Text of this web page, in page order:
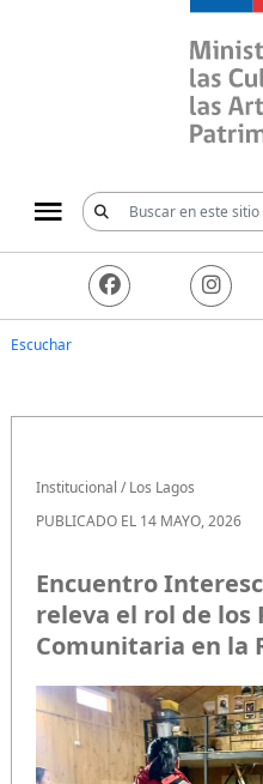
Ministerio
Escuchar
Institucional /Los Lagos
PUBLICADO EL 14 MAYO, 2026
Encuentro
releva el rol de los
Comunitaria en la